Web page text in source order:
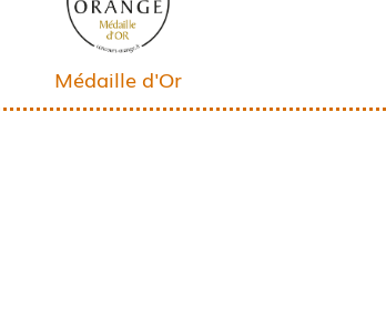
Médaille d'Or